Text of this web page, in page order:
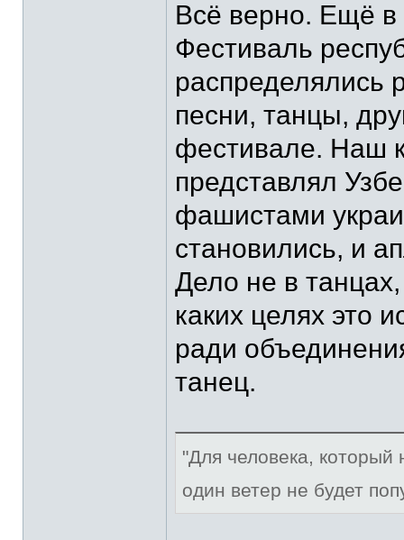
Всё верно. Ещё в
Фестиваль
распределялись
песни, танцы,
фестивале. Наш
представлял
фашистами
становились, и
Дело не в
каких целях это
ради
танец.
"Для человека, который
один ветер не будет